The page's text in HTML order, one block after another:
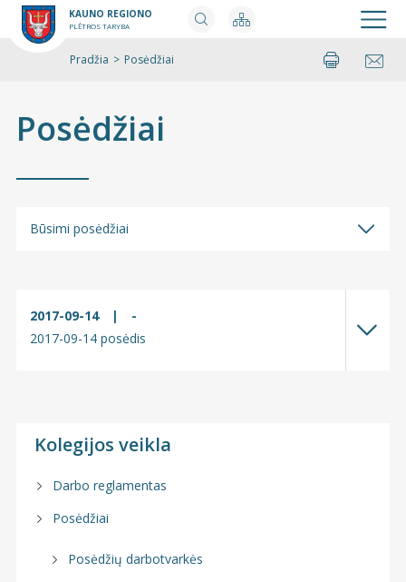
KAUNO REGIONO
PLĖTROS TARYBA
Pradžia > Posėdžiai SpausdintiPasidalinti
Posėdžiai
Kolegijos veikla
Darbo reglamentas
Posėdžiai
Posėdžių darbotvarkės
Būsimi posėdžiai
2017-09-14
|
-
2017-09-14 posėdis